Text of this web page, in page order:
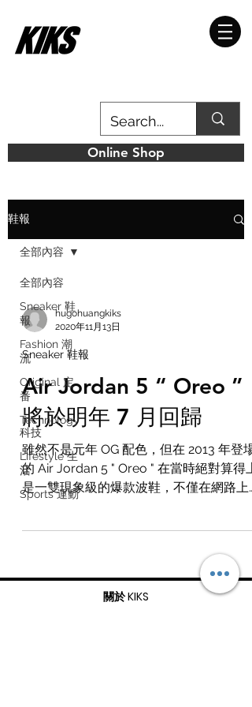
Online Shop
鞋報
全部內容
Sneaker 鞋
報
Fashion 潮
流
Original 定
番
Technology
科技
Lifestyle 生
活
Sports 運動
全部內容
hugohuangkiks
2020年11月13日
Sneaker 鞋報
Air Jordan 5 “ Oreo ”
將於明年 7 月回歸
雖然不是元年 OG 配色，但在 2013 年登場
的 Air Jordan 5 " Oreo " 在當時絕對算得上
是一雙現象級的爆款波鞋，不僅在網路上
關於 KIKS